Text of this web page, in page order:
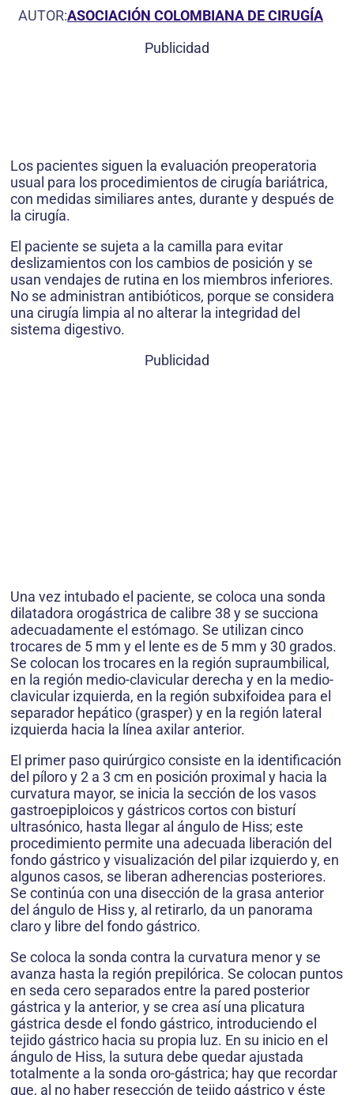
AUTOR:ASOCIACIÓN COLOMBIANA DE CIRUGÍA
Publicidad
Los pacientes siguen la evaluación preoperatoria
usual para los procedimientos de cirugía bariátrica,
con medidas similiares antes, durante y después de
la cirugía.
El paciente se sujeta a la camilla para evitar
deslizamientos con los cambios de posición y se
usan vendajes de rutina en los miembros inferiores.
No se administran antibióticos, porque se considera
una cirugía limpia al no alterar la integridad del
sistema digestivo.
Publicidad
Una vez intubado el paciente, se coloca una sonda
dilatadora orogástrica de calibre 38 y se succiona
adecuadamente el estómago. Se utilizan cinco
trocares de 5 mm y el lente es de 5 mm y 30 grados.
Se colocan los trocares en la región supraumbilical,
en la región medio-clavicular derecha y en la medio-
clavicular izquierda, en la región subxifoidea para el
separador hepático (grasper) y en la región lateral
izquierda hacia la línea axilar anterior.
El primer paso quirúrgico consiste en la identificación
del píloro y 2 a 3 cm en posición proximal y hacia la
curvatura mayor, se inicia la sección de los vasos
gastroepiploicos y gástricos cortos con bisturí
ultrasónico, hasta llegar al ángulo de Hiss; este
procedimiento permite una adecuada liberación del
fondo gástrico y visualización del pilar izquierdo y, en
algunos casos, se liberan adherencias posteriores.
Se continúa con una disección de la grasa anterior
del ángulo de Hiss y, al retirarlo, da un panorama
claro y libre del fondo gástrico.
Se coloca la sonda contra la curvatura menor y se
avanza hasta la región prepilórica. Se colocan puntos
en seda cero separados entre la pared posterior
gástrica y la anterior, y se crea así una plicatura
gástrica desde el fondo gástrico, introduciendo el
tejido gástrico hacia su propia luz. En su inicio en el
ángulo de Hiss, la sutura debe quedar ajustada
totalmente a la sonda oro-gástrica; hay que recordar
que, al no haber resección de tejido gástrico y éste